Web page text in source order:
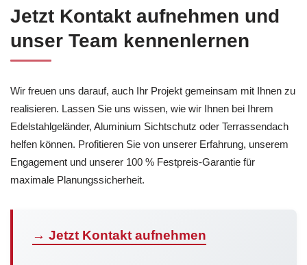
Jetzt Kontakt aufnehmen und
unser Team kennenlernen
Wir freuen uns darauf, auch Ihr Projekt gemeinsam mit Ihnen zu
realisieren. Lassen Sie uns wissen, wie wir Ihnen bei Ihrem
Edelstahlgeländer, Aluminium Sichtschutz oder Terrassendach
helfen können. Profitieren Sie von unserer Erfahrung, unserem
Engagement und unserer 100 % Festpreis-Garantie für
maximale Planungssicherheit.
→ Jetzt Kontakt aufnehmen